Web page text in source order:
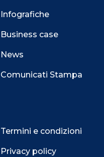
Infografiche
Business case
News
Comunicati Stampa
Termini e condizioni
Privacy policy